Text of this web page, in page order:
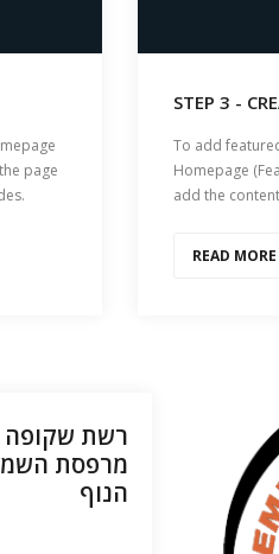
page
STEP 3 -
To add
Homepage
add the
READ MORE
רשת שקופה
מרפסת
הנוף